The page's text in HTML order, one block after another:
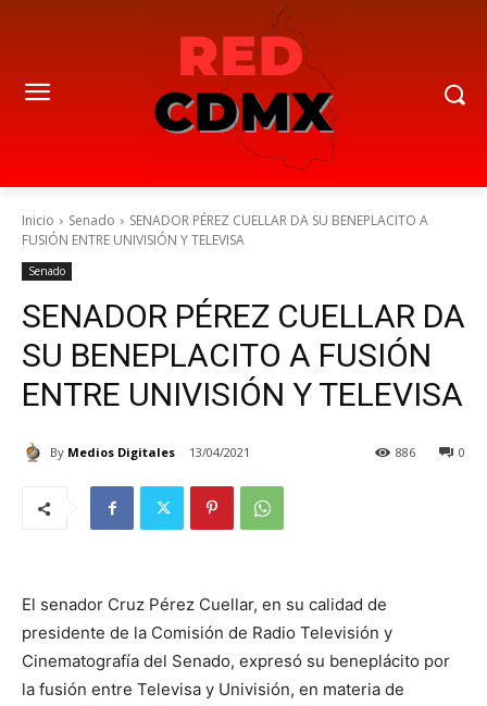
Inicio Senado
SENADOR PÉREZ CUELLAR DA SU BENEPLACITO A
FUSIÓN ENTRE UNIVISIÓN Y TELEVISA
Senado
SENADOR PÉREZ CUELLAR DA
SU BENEPLACITO A FUSIÓN
ENTRE UNIVISIÓN Y TELEVISA
By Medios Digitales 13/04/2021 0
886
El senador Cruz Pérez Cuellar, en su calidad de
presidente de la Comisión de Radio Televisión y
Cinematografía del Senado, expresó su beneplácito por
la fusión entre Televisa y Univisión, en materia de